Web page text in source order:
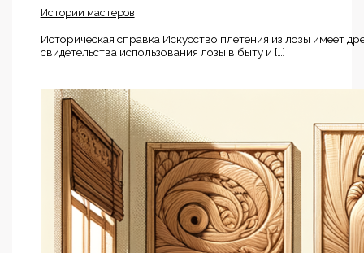
Истории мастеров
Историческая справка Искусство плетения из лозы имеет
свидетельства использования лозы в быту и […]